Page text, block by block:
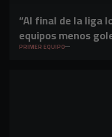
“Al final de la liga
equipos menos
PRIMER EQUIPO